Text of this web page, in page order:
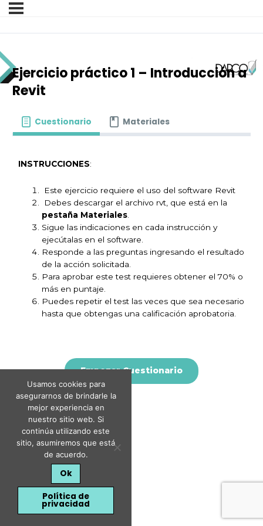
Ejercicio práctico 1 – Introducción a
Revit
Cuestionario Materiales
INSTRUCCIONES:
Este ejercicio requiere el uso del software Revit
Debes descargar el archivo rvt, que está en la
pestaña Materiales.
Sigue las indicaciones en cada instrucción y
ejecútalas en el software.
Responde a las preguntas ingresando el resultado
de la acción solicitada.
Para aprobar este test requieres obtener el 70% o
más en puntaje.
Puedes repetir el test las veces que sea necesario
hasta que obtengas una calificación aprobatoria.
Usamos cookies para
asegurarnos de brindarle la
mejor experiencia en
nuestro sitio web. Si
continúa utilizando este
sitio, asumiremos que está
de acuerdo.
Ok
Política de
privacidad